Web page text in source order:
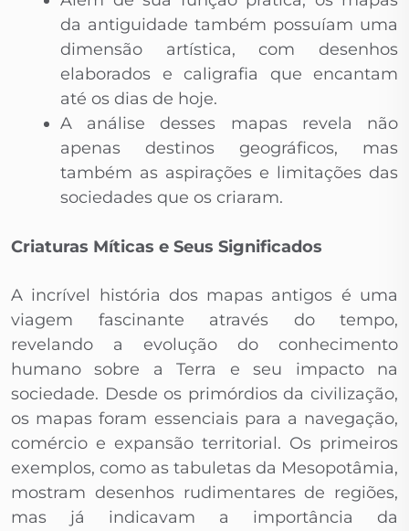
da antiguidade também possuíam uma
dimensão artística, com desenhos
elaborados e caligrafia que encantam
até os dias de hoje.
A análise desses mapas revela não
apenas destinos geográficos, mas
também as aspirações e limitações das
sociedades que os criaram.
Criaturas Míticas e Seus Significados
A incrível história dos mapas antigos é uma
viagem fascinante através do tempo,
revelando a evolução do conhecimento
humano sobre a Terra e seu impacto na
sociedade. Desde os primórdios da civilização,
os mapas foram essenciais para a navegação,
comércio e expansão territorial. Os primeiros
exemplos, como as tabuletas da Mesopotâmia,
mostram desenhos rudimentares de regiões,
mas já indicavam a importância da